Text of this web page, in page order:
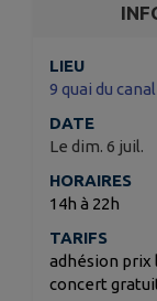
LIEU
9 quai du canal
DATE
Le dim. 6 juil.
HORAIRES
14h à 22h
TARIFS
adhésion prix
concert